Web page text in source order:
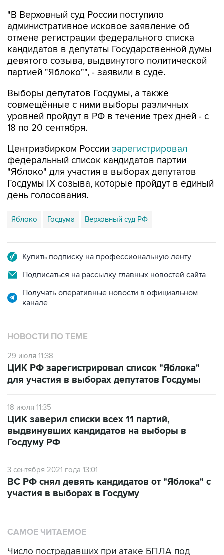
"В Верховный суд России поступило
административное исковое заявление об
отмене регистрации федерального списка
кандидатов в депутаты Государственной думы
девятого созыва, выдвинутого политической
партией "Яблоко"", - заявили в суде.
Выборы депутатов Госдумы, а также
совмещённые с ними выборы различных
уровней пройдут в РФ в течение трех дней - с
18 по 20 сентября.
Центризбирком России зарегистрировал
федеральный список кандидатов партии
"Яблоко" для участия в выборах депутатов
Госдумы IX созыва, которые пройдут в единый
день голосования.
Яблоко Госдума Верховный суд РФ
Купить подписку на профессиональную ленту
Подписаться на рассылку главных новостей сайта
Получать оперативные новости в официальном
канале
НОВОСТИ ПО ТЕМЕ
29 июля 11:38
ЦИК РФ зарегистрировал список "Яблока"
для участия в выборах депутатов Госдумы
18 июля 11:35
ЦИК заверил списки всех 11 партий,
выдвинувших кандидатов на выборы в
Госдуму РФ
3 сентября 2021 года 13:01
ВС РФ снял девять кандидатов от "Яблока" с
участия в выборах в Госдуму
САМОЕ ЧИТАЕМОЕ
Число пострадавших при атаке БПЛА под